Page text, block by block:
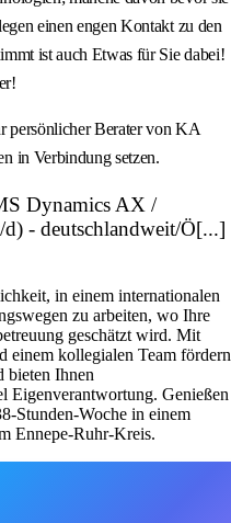
einen engen Kontakt zu den
ist auch Etwas für Sie dabei!
persönlicher Berater von KA
in Verbindung setzen.
Dynamics AX /
- deutschlandweit/Ö[...]
in einem internationalen
zu arbeiten, wo Ihre
geschätzt wird. Mit
einem kollegialen Team fördern
Ihnen
Eigenverantwortung. Genießen
Stunden-Woche in einem
Ennepe-Ruhr-Kreis.